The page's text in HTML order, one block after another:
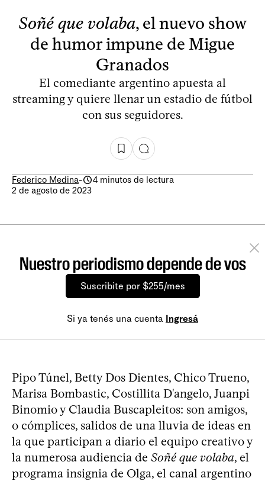
Soñé que volaba, el nuevo show
de humor impune de Migue
Granados
El comediante argentino apuesta al
streaming y quiere llenar un estadio de fútbol
con sus seguidores.
Federico Medina-
4 minutos de lectura
2 de agosto de 2023
Nuestro periodismo depende de vos
Suscribite por $255/mes
Si ya tenés una cuenta Ingresá
Pipo Túnel, Betty Dos Dientes, Chico Trueno,
Marisa Bombastic, Costillita D'angelo, Juanpi
Binomio y Claudia Buscapleitos: son amigos,
o cómplices, salidos de una lluvia de ideas en
la que participan a diario el equipo creativo y
la numerosa audiencia de Soñé que volaba, el
programa insignia de Olga, el canal argentino